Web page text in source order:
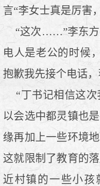
言“李女士真是厉害
“这次……”李东方
电人是老公的时候
抱歉我先接个电话
“丁书记相信这次
以会选中都灵镇也
缘再加上一些环境
这就限制了教育的
近村镇的一些小